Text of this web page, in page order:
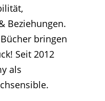
Beziehungen.
bringen
Seit 2012
als